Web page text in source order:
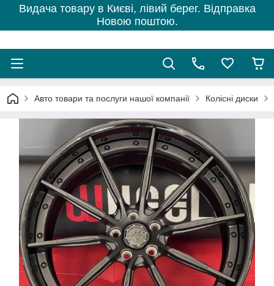
Видача товару в Києві, лівий берег. Відправка
Новою поштою.
Авто товари та послуги нашої компанії Колісні диски